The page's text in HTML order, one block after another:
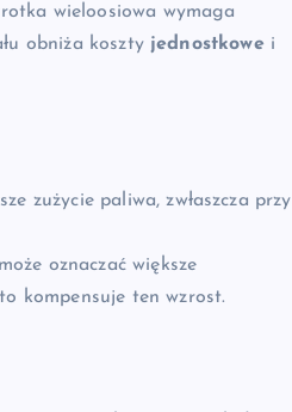
wieloosiowa wymaga
obniża koszty jednostkowei
zużycie paliwa, zwłaszcza przy
oznaczać większe
kompensuje ten wzrost.